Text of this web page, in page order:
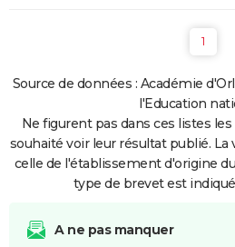
1
Source de données : Académie
l'Education
Ne figurent pas dans ces listes
souhaité voir leur résultat publié. La
celle de l'établissement d'origine
type de brevet est
A ne pas manquer